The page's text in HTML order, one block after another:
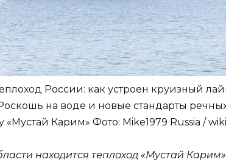
России: как устроен круизный
на воде и новые стандарты
«Мустай Карим» Фото: Mike1979 Russia /
находится теплоход «Мустай